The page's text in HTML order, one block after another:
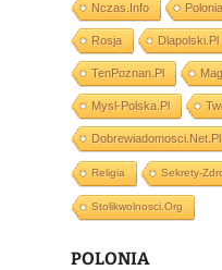
Nczas.info Polonia
Rosja Dlapolski.pl
TenPoznan.pl
Mysl-Polska.pl
Dobrewiadomosci.net.pl
Religia Sekrety-
Stolikwolnosci.org
POLONIA